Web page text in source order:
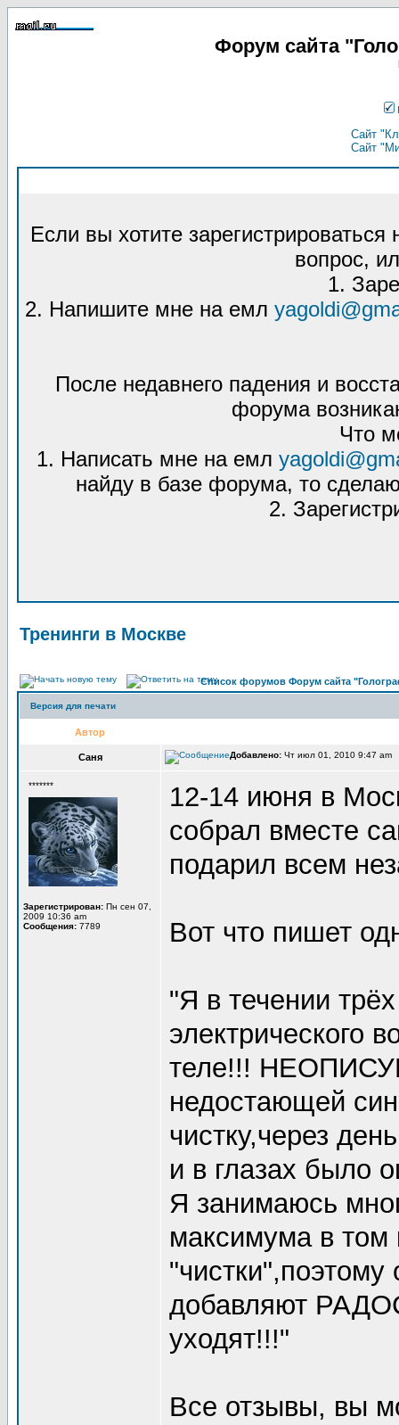
Форум сайта
Сайт
Сайт
Если вы хотите
вопрос,
1.
2. Напишите мне на емл
После недавнего падения и
форума
Что
1. Написать мне на емл
найду в базе форума, то
2.
Тренинги в Москве
Список форумов Форум сайта
Версия для печати
Автор
Саня Добавлено: Чт июл 01, 2010 9:47 am
*******
Зарегистрирован: Пн сен 07,
2009 10:36 am
Сообщения: 7789
12-14 июня в
собрал вместе
подарил всем
Вот что пишет
"Я в течении
электрического
теле!!!
недостающей
чистку,через
и в глазах было
Я занимаюсь
максимума в том
"чистки",поэтому
добавляют
уходят!!!"
Все отзывы, вы